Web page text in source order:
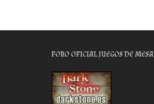
FORO OFICIAL JUEGOS DE MESA